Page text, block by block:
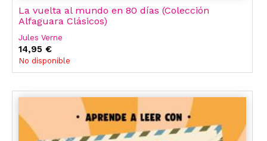
La vuelta al mundo en 80 días (Colección
Alfaguara Clásicos)
Jules Verne
14,95 €
No disponible